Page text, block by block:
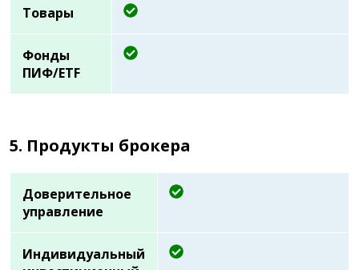
Товары
Фонды
ПИФ/ETF
5. Продукты брокера
Доверительное
управление
Индивидуальный